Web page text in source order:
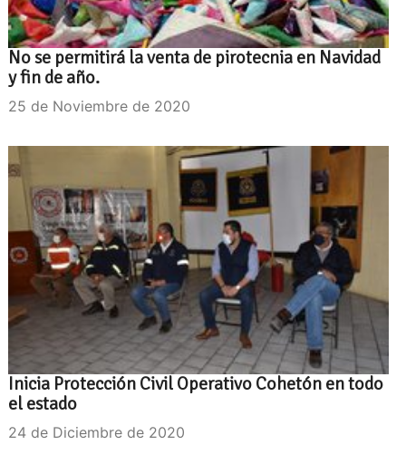
No se permitirá la venta de pirotecnia en Navidad
y fin de año.
25 de Noviembre de 2020
Inicia Protección Civil Operativo Cohetón en todo
el estado
24 de Diciembre de 2020